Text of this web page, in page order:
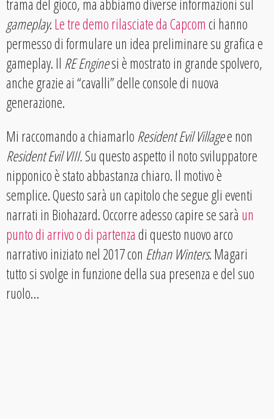
trama del gioco, ma abbiamo diverse informazioni sul
gameplay.Letre demo rilasciate da Capcomci hanno
permesso di formulare un idea preliminare su grafica e
gameplay. Il RE Enginesi è mostrato in grande spolvero,
anche grazie ai “cavalli” delle console di nuova
generazione.
Mi raccomando a chiamarlo Resident Evil Villagee non
Resident Evil VIII.Su questo aspetto il noto sviluppatore
nipponico è stato abbastanza chiaro. Il motivo è
semplice. Questo sarà un capitolo che segue gli eventi
narrati in Biohazard. Occorre adesso capire se sarà un
punto di arrivo o di partenzadi questo nuovo arco
narrativo iniziato nel 2017 con Ethan Winters. Magari
tutto si svolge in funzione della sua presenza e del suo
ruolo…